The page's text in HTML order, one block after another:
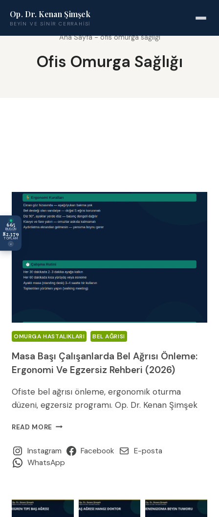
665
BUGÜN
82.379
TOPLAM
×
Op. Dr. Kenan Şimşek
BEYIN VE SINIR CERRAHISI
Ana Sayfa-ofis omurga sağlığı
Ofis Omurga Sağlığı
OMURGA HASTALIKLARI BEL AĞRISI
Masa Başı Çalışanlarda Bel Ağrısı Önleme:
Ergonomi Ve Egzersiz Rehberi (2026)
Ofiste bel ağrısı önleme, ergonomik oturma
düzeni, egzersiz programı. Op. Dr. Kenan Şimşek
READ MORE MASA
ÇALIŞANLARDA
BEL
AĞRISI
EGZERSIZ
Instagram Facebook
E-posta
WhatsApp